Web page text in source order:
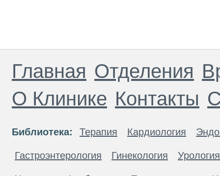
Главная Отделения
О Клинике Контакты
Библиотека: Терапия Кардиология
Гастроэнтерология Гинекология Урология